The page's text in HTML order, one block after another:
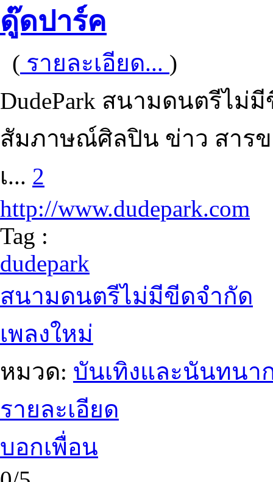
ดู๊ดปาร์ค
( รายละเอียด... )
DudePark สนามดนตรีไม่
สัมภาษณ์ศิลปิน ข่าว สารข
เ... 2
http://www.dudepark.com
Tag :
dudepark
สนามดนตรีไม่มีขีดจำกัด
เพลงใหม่
หมวด: บันเทิงและนันทนา
รายละเอียด
บอกเพื่อน